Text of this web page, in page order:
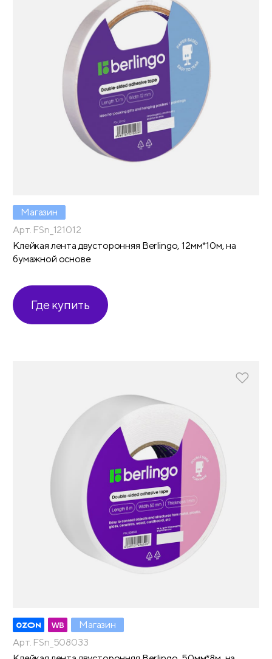
Магазин
Арт. FSn_121012
Клейкая лента двусторонняя Berlingo, 12мм*10м, на
бумажной основе
Где купить
Магазин
Арт. FSn_508033